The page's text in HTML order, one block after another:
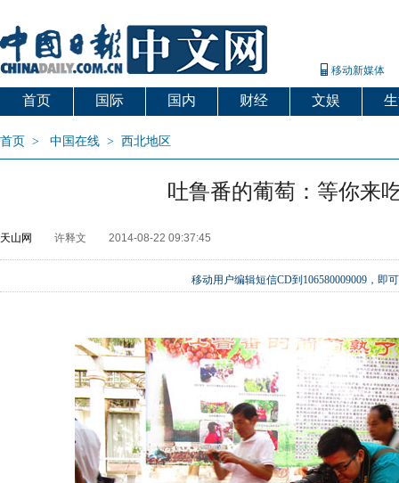
移动新媒体
首页 国际 国内 财经 文娱
首页 > 中国在线 > 西北地区
吐鲁番的葡萄：等你来
天山网 许释文 2014-08-22 09:37:45
移动用户编辑短信CD到106580009009，即